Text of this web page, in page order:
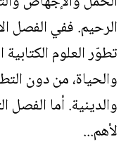
الرحيم. ففي الفصل
تطوّر العلوم
والحياة، من دون
والدينية. أما
لأهم...